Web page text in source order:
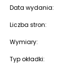
Data wydania:
Liczba stron:
Wymiary:
Typ okładki: